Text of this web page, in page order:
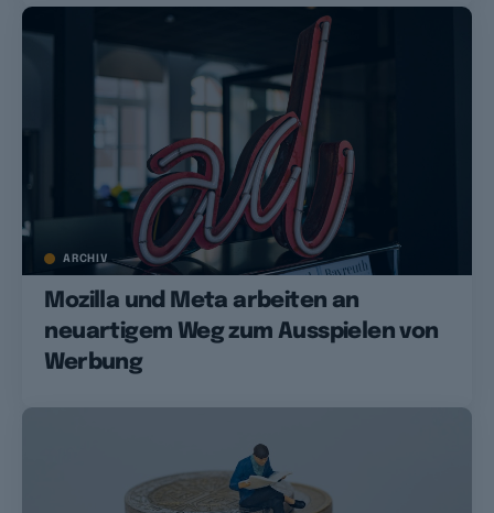
ARCHIV
Mozilla und Meta arbeiten an
neuartigem Weg zum Ausspielen von
Werbung